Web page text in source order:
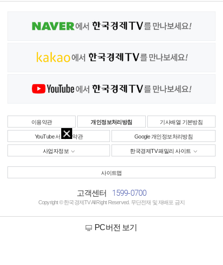
이용약관 개인정보처리방침 기사배열 기본방침
YouTube 서비스 약관 Google 개인정보처리방침
사업자정보 한국경제TV 패밀리 사이트
사이트맵
고객센터 1599-0700
Copyright © 한국경제TV All Right Reserved. 무단전재 및 재배포 금지
PC버전 보기